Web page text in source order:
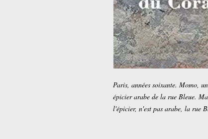
Paris, années soixante. Momo,
épicier arabe de la rue Bleue.
l'épicier, n'est pas arabe, la rue